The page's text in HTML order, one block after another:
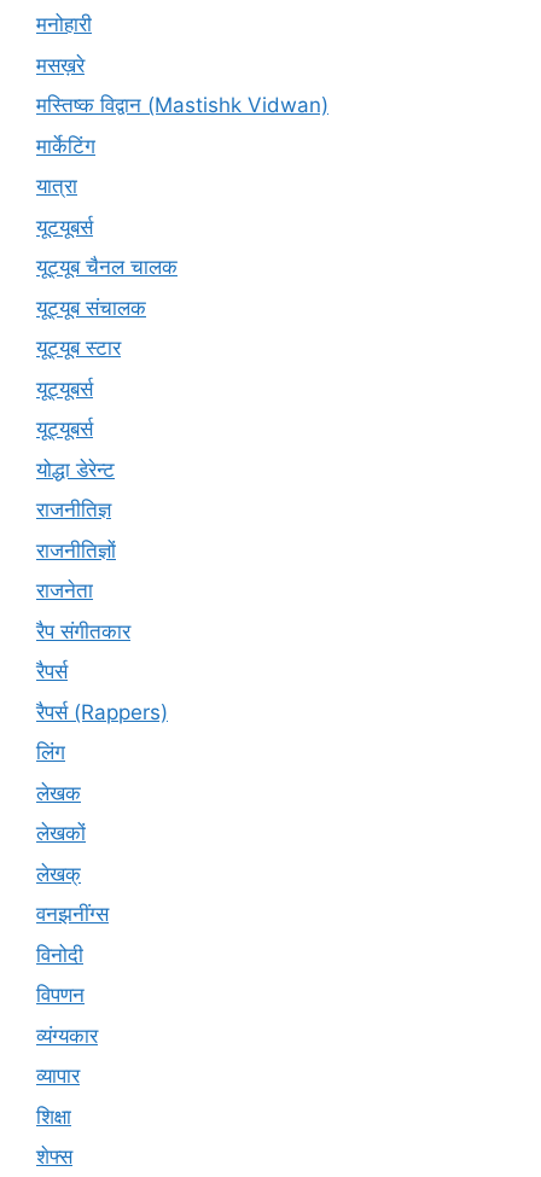
मनोहारी
मसख़रे
मस्तिष्क विद्वान (Mastishk Vidwan)
मार्केटिंग
यात्रा
यूटयूबर्स
यूट्यूब चैनल चालक
यूट्यूब संचालक
यूट्यूब स्टार
यूट्‍यूबर्स
यूट्यूबर्स
योद्धा डेरेन्ट
राजनीतिज्ञ
राजनीतिज्ञों
राजनेता
रैप संगीतकार
रैपर्स
रैपर्स (Rappers)
लिंग
लेखक
लेखकों
लेखक्
वनझनींग्स
विनोदी
विपणन
व्यंग्यकार
व्यापार
शिक्षा
शेफ्स